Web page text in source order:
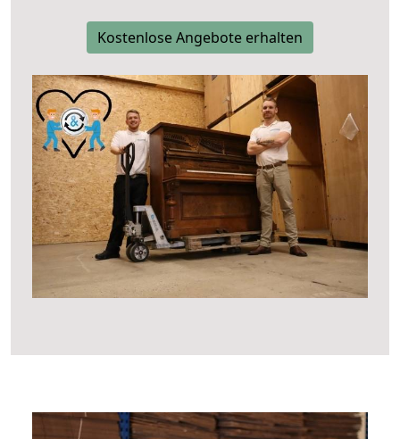
Kostenlose Angebote erhalten